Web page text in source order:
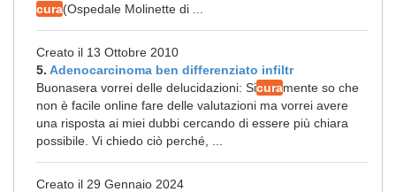
cura(Ospedale Molinette di ...
Creato il 13 Ottobre 2010
5. Adenocarcinoma ben differenziato infiltr
Buonasera vorrei delle delucidazioni: Sicuramente so che
non è facile online fare delle valutazioni ma vorrei avere
una risposta ai miei dubbi cercando di essere più chiara
possibile. Vi chiedo ciò perché, ...
Creato il 29 Gennaio 2024